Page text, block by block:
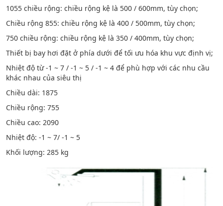
1055 chiều rộng: chiều rộng kệ là 500 / 600mm, tùy chọn;
Chiều rộng 855: chiều rộng kệ là 400 / 500mm, tùy chọn;
750 chiều rộng: chiều rộng kệ là 350 / 400mm, tùy chọn;
Thiết bị bay hơi đặt ở phía dưới để tối ưu hóa khu vực định vị;
Nhiệt độ từ -1 ~ 7 / -1 ~ 5 / -1 ~ 4 để phù hợp với các nhu cầu
khác nhau của siêu thị
Chiều dài: 1875
Chiều rộng: 755
Chiều cao: 2090
Nhiệt độ: -1 ~ 7/ -1 ~ 5
Khối lượng: 285 kg